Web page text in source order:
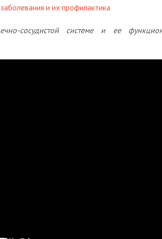
и их профилактика
сосудистой системе и ее